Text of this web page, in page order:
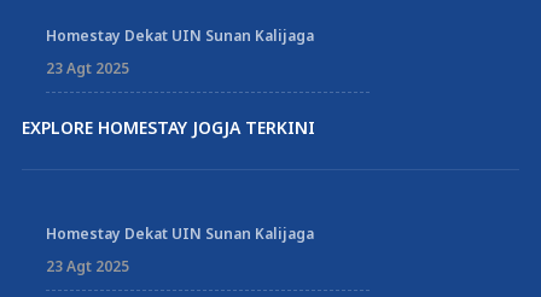
Homestay Dekat UIN Sunan Kalijaga
23 Agt 2025
EXPLORE HOMESTAY JOGJA TERKINI
Homestay Dekat UIN Sunan Kalijaga
23 Agt 2025